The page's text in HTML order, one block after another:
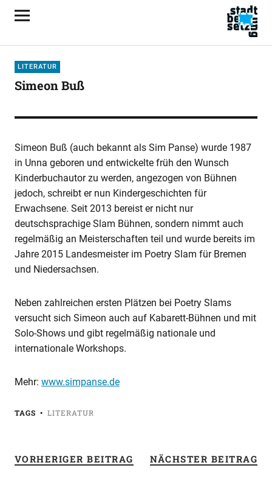
LITERATUR
Simeon Buß
Simeon Buß (auch bekannt als Sim Panse) wurde 1987
in Unna geboren und entwickelte früh den Wunsch
Kinderbuchautor zu werden, angezogen von Bühnen
jedoch, schreibt er nun Kindergeschichten für
Erwachsene. Seit 2013 bereist er nicht nur
deutschsprachige Slam Bühnen, sondern nimmt auch
regelmäßig an Meisterschaften teil und wurde bereits im
Jahre 2015 Landesmeister im Poetry Slam für Bremen
und Niedersachsen.
Neben zahlreichen ersten Plätzen bei Poetry Slams
versucht sich Simeon auch auf Kabarett-Bühnen und mit
Solo-Shows und gibt regelmäßig nationale und
internationale Workshops.
Mehr: www.simpanse.de
TAGS LITERATUR
VORHERIGER BEITRAG NÄCHSTER BEITRAG